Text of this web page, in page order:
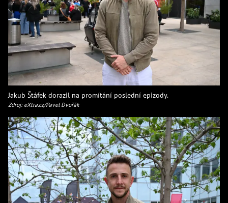
Jakub Štáfek dorazil na promítání poslední epizody.
Zdroj: eXtra.cz/Pavel Dvořák